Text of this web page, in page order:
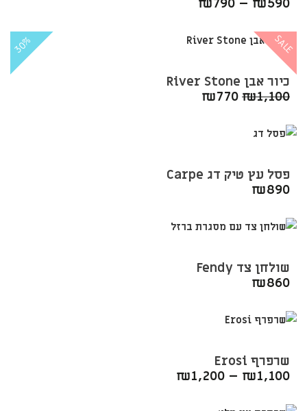
₪590
–
₪790
30% SALE
כיור אבן River Stone
₪1,100
המחיר
₪770
פסל עץ טיק דג Carpe
₪890
שולחן צד Fendy
₪860
שרפרף Erosi
₪1,100
–
₪1,200